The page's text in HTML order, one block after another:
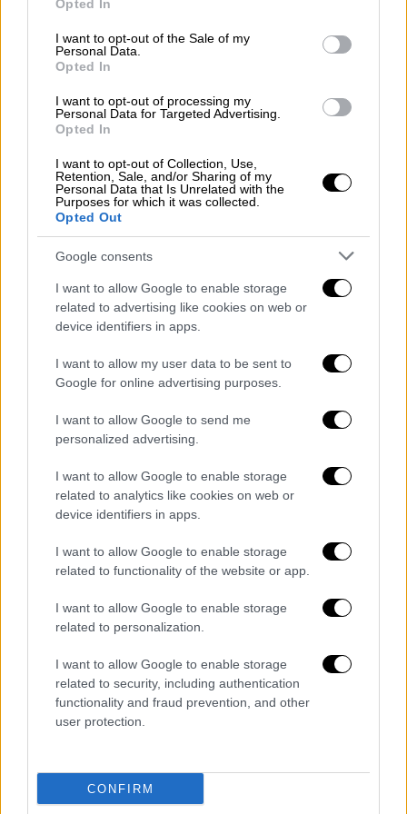
use your data for below specified purposes in below Google
consent section.
Opted In
I want to opt-out of the Sale of my
Personal Data.
Opted In
I want to opt-out of processing my
Personal Data for Targeted Advertising.
Opted In
I want to opt-out of Collection, Use,
Retention, Sale, and/or Sharing of my
Personal Data that Is Unrelated with the
Purposes for which it was collected.
Opted Out
Google consents
I want to allow Google to enable storage
related to advertising like cookies on web or
device identifiers in apps.
I want to allow my user data to be sent to
Google for online advertising purposes.
I want to allow Google to send me
personalized advertising.
I want to allow Google to enable storage
related to analytics like cookies on web or
device identifiers in apps.
I want to allow Google to enable storage
related to functionality of the website or app.
I want to allow Google to enable storage
related to personalization.
I want to allow Google to enable storage
related to security, including authentication
functionality and fraud prevention, and other
user protection.
CONFIRM
στα καφενεία, προκειμένου να
παρακολουθήσουν αγώνες ποδοσφαίρου,
αναφέρουν. Ύστερα από τον
πρώτο θάνατο
στη Μαλεσίνα
Τέσσερις κάτοικοι του χωριού πέθαναν μέσα
σε τρεις ημέρες
: μία 69χρονη και ένας
ακολούθησε ο θάνατος ενός 44χρονου
πατέραδύο παιδιών, ο οποίος μάλιστα δεν
είχε κάποιο υποκείμενο νόσημα, ενώ χθες
έφυγε από τη ζωή μία γυναίκα 66 ετών.
Η 66χρονη είχε διακομισθεί στο
Αχιλλοπούλειο Νοσοκομείο Βόλου, όπου
νοσηλευόταν στην Μονάδα Εντατικής
Θεραπείας. Αυτήν την ώρα, περισσότεροι
από 50 άνθρωποι από την περιοχή
«Φοβάμαι ότι θα έχουμε κι άλλες
απώλειες»
απώλειες. Υπάρχει αριθμός ανθρώπων που
είναι σε πολύ κρίσιμη κατάσταση. Έχουμε